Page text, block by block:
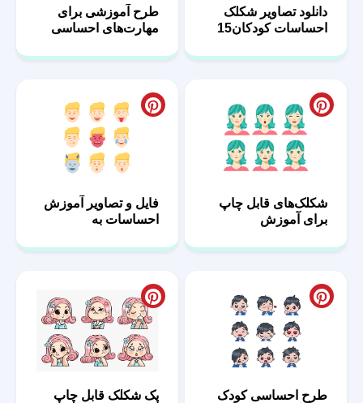
دانلود تصاویر شکلک
احساسات کودکان15
طرح آموزشی برای
مهارت‌های احساسی
شکلک‌های قابل چاپ
برای آموزش
فایل و تصاویر آموزش
احساسات به
طرح احساسی کودک
پک شکلک‌ قابل چاپ